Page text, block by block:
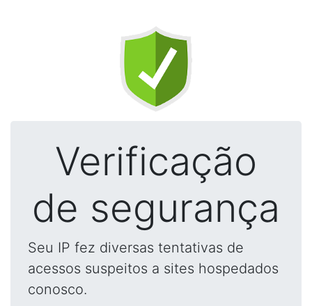
Verificação
de segurança
Seu IP fez diversas tentativas de
acessos suspeitos a sites hospedados
conosco.